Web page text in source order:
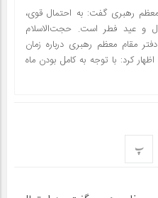
رهبری گفت: به احتمال قوی،
و عید فطر است. حجت‌الاسلام
مقام معظم رهبری درباره زمان
کرد: با توجه به کامل بودن ماه
پ